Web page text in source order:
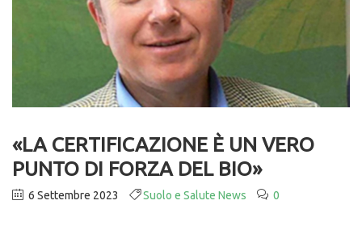
«LA CERTIFICAZIONE È UN VERO
PUNTO DI FORZA DEL BIO»
6 Settembre 2023 Suolo e Salute News 0